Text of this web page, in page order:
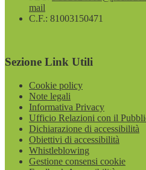
mail
C.F.: 81003150471
Sezione Link Utili
Cookie policy
Note legali
Informativa Privacy
Ufficio Relazioni con il
Dichiarazione di accessibilità
Obiettivi di accessibilità
Whistleblowing
Gestione consensi cookie